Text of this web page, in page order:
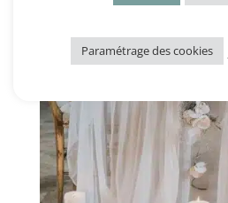
Paramétrage des cookies